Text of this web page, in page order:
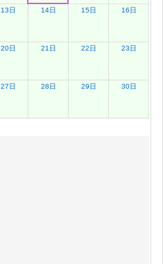
13日 14日 15日 16日
20日 21日 22日 23日
27日 28日 29日 30日